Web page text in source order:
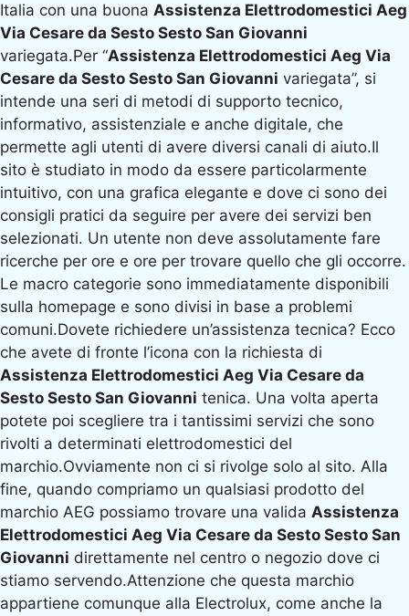
Italia con una buona Assistenza Elettrodomestici Aeg
Via Cesare da Sesto Sesto San Giovanni
variegata.Per “Assistenza Elettrodomestici Aeg Via
Cesare da Sesto Sesto San Giovanni variegata”, si
intende una seri di metodi di supporto tecnico,
informativo, assistenziale e anche digitale, che
permette agli utenti di avere diversi canali di aiuto.Il
sito è studiato in modo da essere particolarmente
intuitivo, con una grafica elegante e dove ci sono dei
consigli pratici da seguire per avere dei servizi ben
selezionati. Un utente non deve assolutamente fare
ricerche per ore e ore per trovare quello che gli occorre.
Le macro categorie sono immediatamente disponibili
sulla homepage e sono divisi in base a problemi
comuni.Dovete richiedere un’assistenza tecnica? Ecco
che avete di fronte l’icona con la richiesta di
Assistenza Elettrodomestici Aeg Via Cesare da
Sesto Sesto San Giovanni tenica. Una volta aperta
potete poi scegliere tra i tantissimi servizi che sono
rivolti a determinati elettrodomestici del
marchio.Ovviamente non ci si rivolge solo al sito. Alla
fine, quando compriamo un qualsiasi prodotto del
marchio AEG possiamo trovare una valida Assistenza
Elettrodomestici Aeg Via Cesare da Sesto Sesto San
Giovanni direttamente nel centro o negozio dove ci
stiamo servendo.Attenzione che questa marchio
appartiene comunque alla Electrolux, come anche la